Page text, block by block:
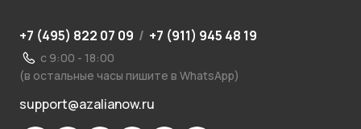
+7 (495) 822 07 09 / +7 (911) 945 48 19
с 9:00 - 18:00
(в остальные часы пишите в WhatsApp)
support@azalianow.ru